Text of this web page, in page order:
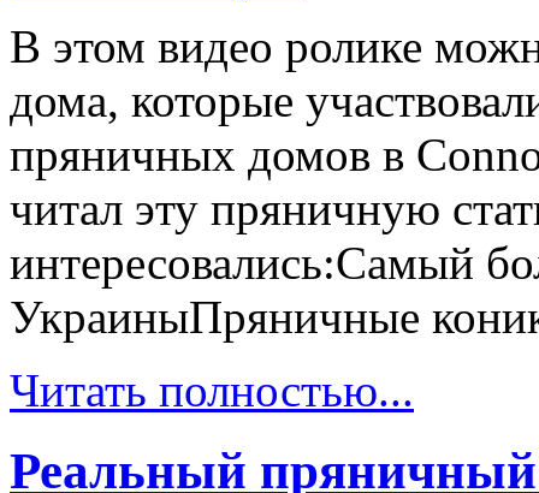
В этом видео ролике
дома, которые
пряничных домов в
читал эту пряничную
интересовались:Самый
УкраиныПряничные
Читать полностью...
Реальный пряничный